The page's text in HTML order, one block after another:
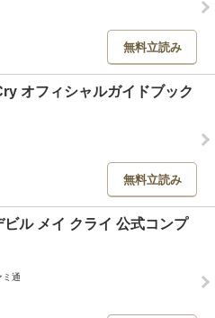
無料立読み
オフィシャルガイドブック
無料立読み
ル メイ クライ 公式コンプ
ミ通